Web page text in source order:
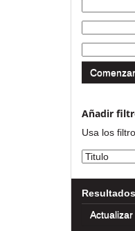
Añadir
Usa los